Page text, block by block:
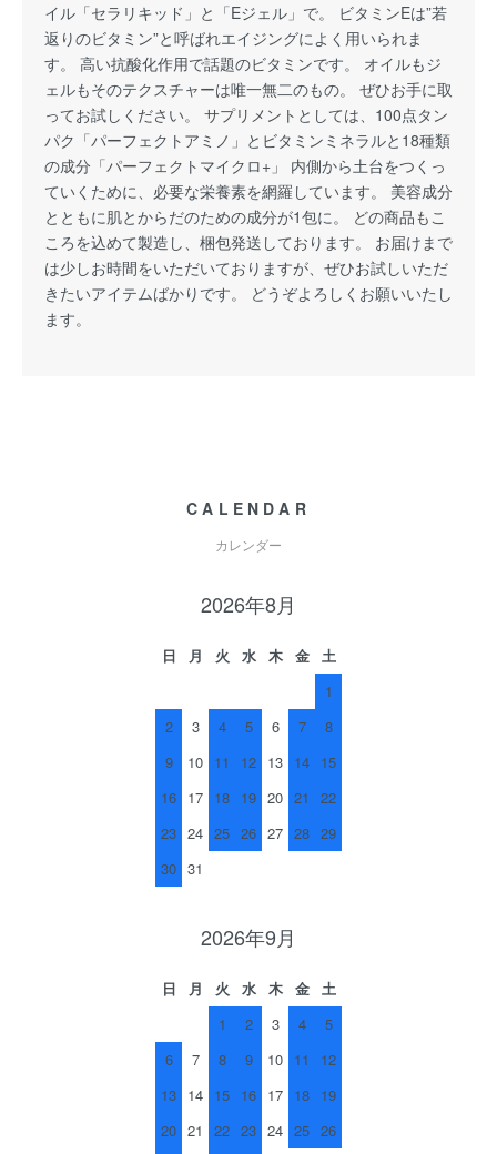
イル「セラリキッド」と「Eジェル」で。 ビタミンEは”若
返りのビタミン”と呼ばれエイジングによく用いられま
す。 高い抗酸化作用で話題のビタミンです。 オイルもジ
ェルもそのテクスチャーは唯一無二のもの。 ぜひお手に取
ってお試しください。 サプリメントとしては、100点タン
パク「パーフェクトアミノ」とビタミンミネラルと18種類
の成分「パーフェクトマイクロ+」 内側から土台をつくっ
ていくために、必要な栄養素を網羅しています。 美容成分
とともに肌とからだのための成分が1包に。 どの商品もこ
ころを込めて製造し、梱包発送しております。 お届けまで
は少しお時間をいただいておりますが、ぜひお試しいただ
きたいアイテムばかりです。 どうぞよろしくお願いいたし
ます。
CALENDAR
カレンダー
2026年8月
日 月 火 水 木 金
土
1
2
3 4 5 6 7
8
9
10 11 12 13 14 15
16 17 18 19 20 21
22
23 24 25 26 27 28 29
30 31
2026年9月
日 月 火 水 木 金
土
1
2 3 4
5
6
7 8 9 10 11
12
13 14 15 16 17 18 19
20 21 22 23 24 25 26